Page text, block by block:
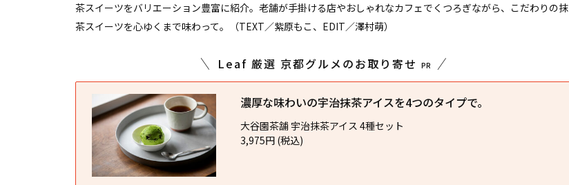
茶スイーツをバリエーション豊富に紹介。老舗が手掛ける店やおしゃれなカフェでくつろぎながら、こだわりの抹
茶スイーツを心ゆくまで味わって。（TEXT／紫原もこ、EDIT／澤村萌）
Leaf 厳選 京都グルメのお取り寄せ PR
濃厚な味わいの宇治抹茶アイスを4つのタイプで。
大谷園茶舗 宇治抹茶アイス 4種セット
3,975円 (税込)